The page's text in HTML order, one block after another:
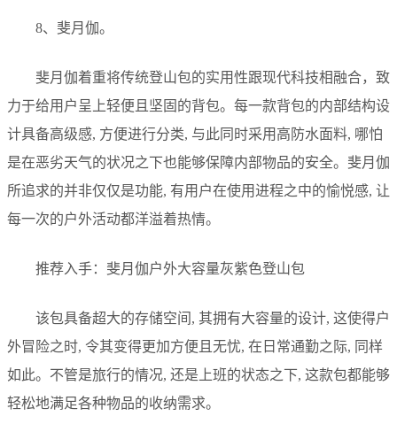
8、斐月伽。
斐月伽着重将传统登山包的实用性跟现代科技相融合，致
力于给用户呈上轻便且坚固的背包。每一款背包的内部结构设
计具备高级感, 方便进行分类, 与此同时采用高防水面料, 哪怕
是在恶劣天气的状况之下也能够保障内部物品的安全。斐月伽
所追求的并非仅仅是功能, 有用户在使用进程之中的愉悦感, 让
每一次的户外活动都洋溢着热情。
推荐入手：斐月伽户外大容量灰紫色登山包
该包具备超大的存储空间, 其拥有大容量的设计, 这使得户
外冒险之时, 令其变得更加方便且无忧, 在日常通勤之际, 同样
如此。不管是旅行的情况, 还是上班的状态之下, 这款包都能够
轻松地满足各种物品的收纳需求。